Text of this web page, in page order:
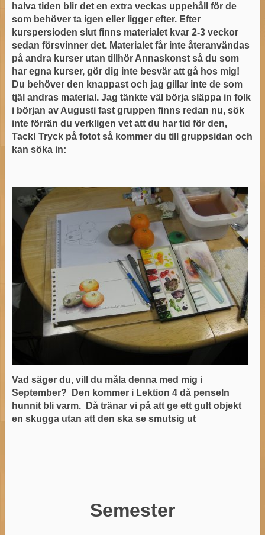
halva tiden blir det en extra veckas uppehåll för de
som behöver ta igen eller ligger efter. Efter
kurspersioden slut finns materialet kvar 2-3 veckor
sedan försvinner det. Materialet får inte återanvändas
på andra kurser utan tillhör Annaskonst så du som
har egna kurser, gör dig inte besvär att gå hos mig!
Du behöver den knappast och jag gillar inte de som
tjäl andras material. Jag tänkte väl börja släppa in folk
i början av Augusti fast gruppen finns redan nu, sök
inte förrän du verkligen vet att du har tid för den,
Tack! Tryck på fotot så kommer du till gruppsidan och
kan söka in:
Vad säger du, vill du måla denna med mig i
September?
Den kommer i Lektion 4 då penseln
hunnit bli varm.
Då tränar vi på att ge ett gult objekt
en skugga utan att den ska se smutsig ut
Semester